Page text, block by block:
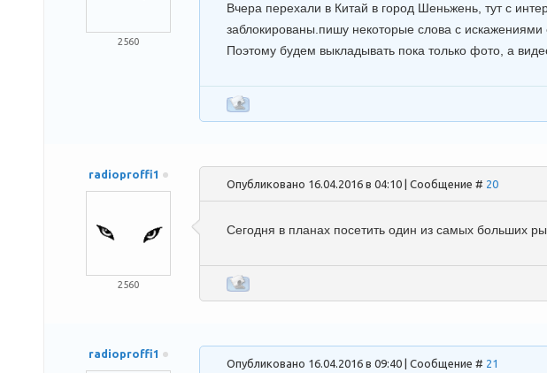
2560
Вчера перехали в Китай в город Шеньжень, тут с
заблокированы.пишу некоторые слова с искажениями
Поэтому будем выкладывать пока только фото, а
radioproffi1
2560
Опубликовано 16.04.2016 в 04:10 | Сообщение # 20
Сегодня в планах посетить один из самых больших
radioproffi1
Опубликовано 16.04.2016 в 09:40 | Сообщение # 21